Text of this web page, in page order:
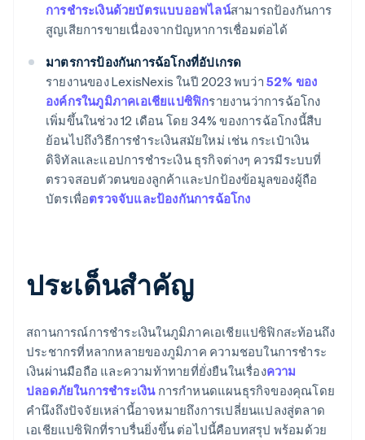
การชำระเงินด้วยบัตรแบบออฟไลน์สามารถป้องกันการ
สูญเสียการขายเนื่องจากปัญหาการเชื่อมต่อได้
มาตรการป้องกันการฉ้อโกงที่อัปเกรด
รายงานของ LexisNexis ในปี 2023 พบว่า 52% ของ
องค์กรในภูมิภาคเอเชียแปซิฟิกรายงานว่าการฉ้อโกง
เพิ่มขึ้นในช่วง 12 เดือน โดย 34% ของการฉ้อโกงนี้สืบ
ย้อนไปถึงวิธีการชำระเงินสมัยใหม่ เช่น กระเป๋าเงิน
ดิจิทัลและแอปการชำระเงิน ธุรกิจต่างๆ ควรมีระบบที่
ตรวจสอบตัวตนของลูกค้าและปกป้องข้อมูลของผู้ถือ
บัตรเพื่อตรวจจับและป้องกันการฉ้อโกง
ประเด็นสำคัญ
สถานการณ์การชำระเงินในภูมิภาคเอเชียแปซิฟิกสะท้อนถึง
ประชากรที่หลากหลายของภูมิภาค ความชอบในการชำระ
เงินผ่านมือถือ และความท้าทายที่ยั่งยืนในเรื่องความ
ปลอดภัยในการชำระเงินการกำหนดแผนธุรกิจของคุณโดย
คำนึงถึงปัจจัยเหล่านี้อาจหมายถึงการเปลี่ยนแปลงสู่ตลาด
เอเชียแปซิฟิกที่ราบรื่นยิ่งขึ้น ต่อไปนี้คือบทสรุป พร้อมด้วย